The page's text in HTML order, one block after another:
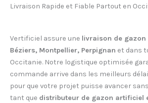
Livraison Rapide et Fiable Partout en
Vertificiel assure une livraison de gazon
Béziers, Montpellier, Perpignan et dans
Occitanie. Notre logistique optimisée
commande arrive dans les meilleurs
pour que votre projet puisse avancer
tant que distributeur de gazon artificiel